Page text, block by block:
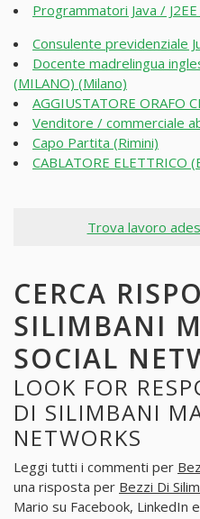
Programmatori Java / J2EE
Consulente previdenziale
Docente madrelingua
(MILANO) (Milano)
AGGIUSTATORE ORAFO
Venditore / commerciale
Capo Partita (Rimini)
CABLATORE ELETTRICO
Trova lavoro
CERCA
SILIMBANI
SOCIAL
LOOK FOR
DI SILIMBANI
NETWORKS
Leggi tutti i commenti per
una risposta per Bezzi Di
Mario su Facebook, LinkedIn